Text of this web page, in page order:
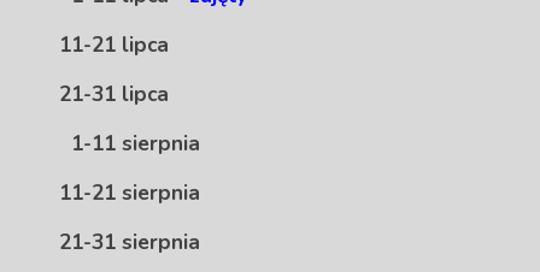
11-21 lipca
21-31 lipca
1-11 sierpnia
11-21 sierpnia
21-31 sierpnia